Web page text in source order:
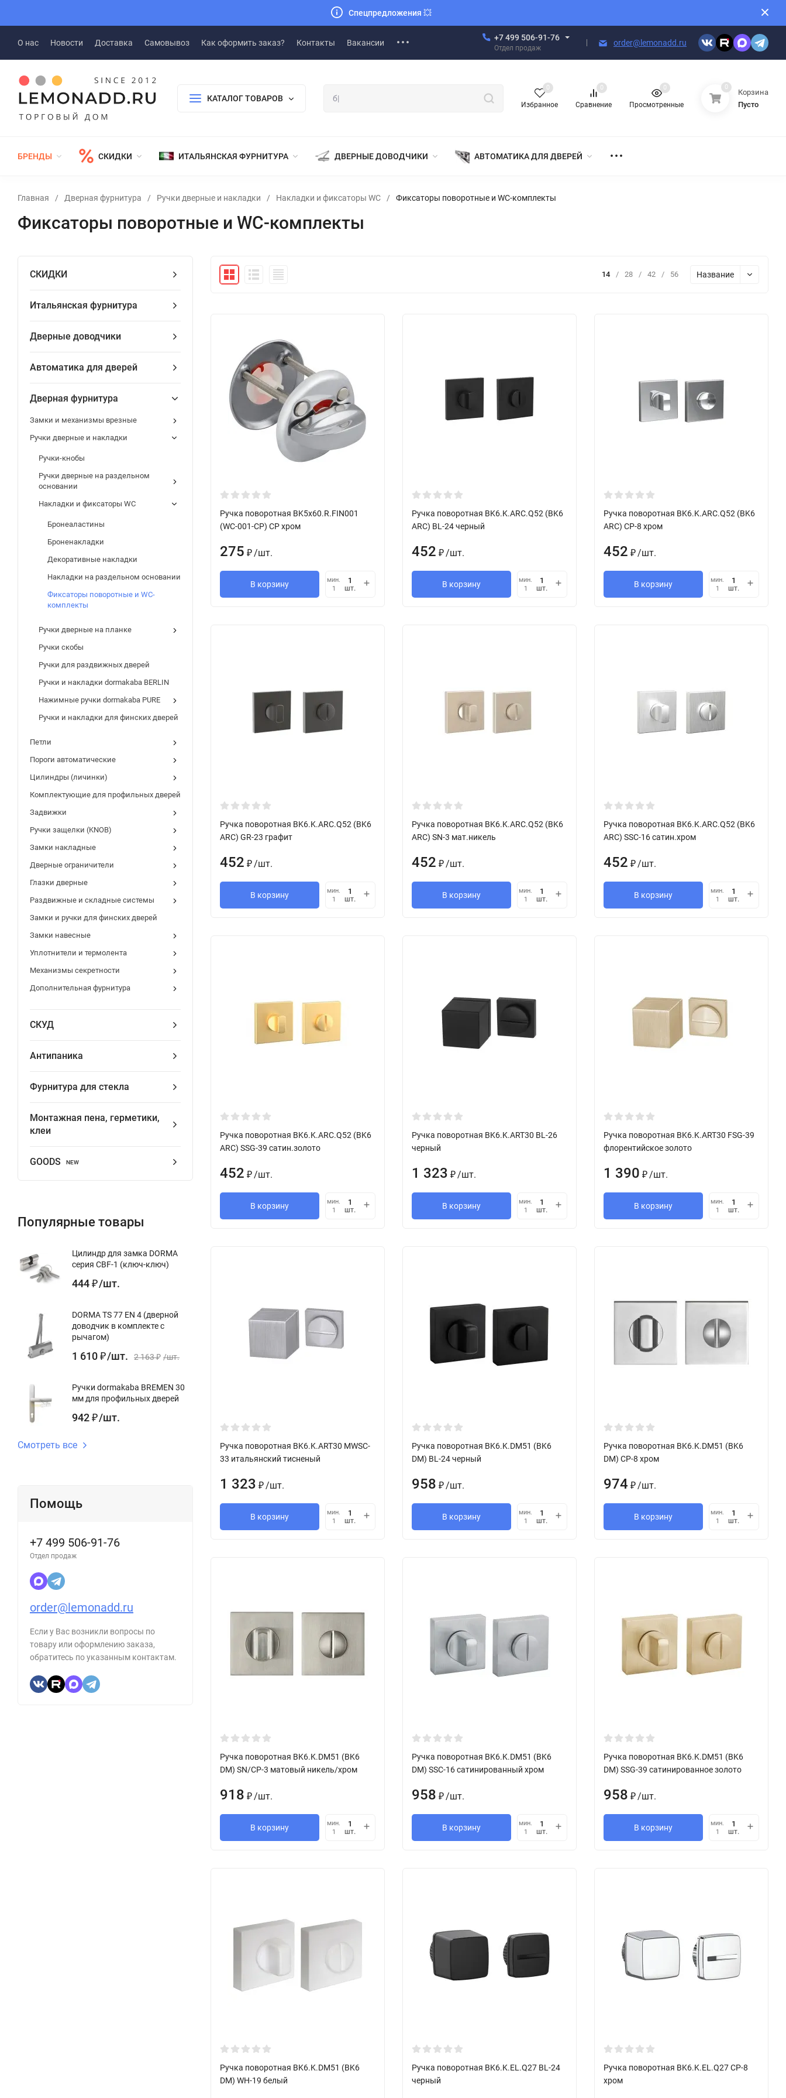
Спецпредложения 💥
О нас Новости Доставка Самовывоз Как оформить заказ? Контакты Вакансии
+7 499 506-91-76
Отдел продаж
order@lemonadd.ru
КАТАЛОГ ТОВАРОВ
Избранное
0
Сравнение
0
Просмотренные
0 0
Корзина
Пусто
БРЕНДЫ СКИДКИ ИТАЛЬЯНСКАЯ ФУРНИТУРА ДВЕРНЫЕ ДОВОДЧИКИ АВТОМАТИКА ДЛЯ ДВЕРЕЙ
Главная / Дверная фурнитура / Ручки дверные и накладки / Накладки и фиксаторы WC / Фиксаторы поворотные и WC-комплекты
Фиксаторы поворотные и WC-комплекты
СКИДКИ
Итальянская фурнитура
Дверные доводчики
Автоматика для дверей
Дверная фурнитура
Замки и механизмы врезные
Ручки дверные и накладки
Ручки-кнобы
Ручки дверные на раздельном
основании
Накладки и фиксаторы WC
Бронеаластины
Броненакладки
Декоративные накладки
Накладки на раздельном основании
Фиксаторы поворотные и WC-
комплекты
Ручки дверные на планке
Ручки скобы
Ручки для раздвижных дверей
Ручки и накладки dormakaba BERLIN
Нажимные ручки dormakaba PURE
Ручки и накладки для финских дверей
Петли
Пороги автоматические
Цилиндры (личинки)
Комплектующие для профильных дверей
Задвижки
Ручки защелки (KNOB)
Замки накладные
Дверные ограничители
Глазки дверные
Раздвижные и складные системы
Замки и ручки для финских дверей
Замки навесные
Уплотнители и термолента
Механизмы секретности
Дополнительная фурнитура
СКУД
Антипаника
Фурнитура для стекла
Монтажная пена, герметики,
клеи
GOODS NEW
Популярные товары
Цилиндр для замка DORMA
серия CBF-1 (ключ-ключ)
444 ₽ /шт.
DORMA TS 77 EN 4 (дверной
доводчик в комплекте с
рычагом)
1 610 ₽ /шт. 2 163 ₽ /шт.
Ручки dormakaba BREMEN 30
мм для профильных дверей
942 ₽ /шт.
Смотреть все
Помощь
+7 499 506-91-76
Отдел продаж
order@lemonadd.ru
Если у Вас возникли вопросы по
товару или оформлению заказа,
обратитесь по указанным контактам.
14 / 28 / 42 / 56 Название
Ручка поворотная BK5x60.R.FIN001
(WC-001-CP) CP хром
275 ₽ /шт.
В корзину
мин.
1
шт.
Ручка поворотная BK6.K.ARC.Q52 (BK6
ARC) BL-24 черный
452 ₽ /шт.
В корзину
мин.
1
шт.
Ручка поворотная BK6.K.ARC.Q52 (BK6
ARC) CP-8 хром
452 ₽ /шт.
В корзину
мин.
1
шт.
Ручка поворотная BK6.K.ARC.Q52 (BK6
ARC) GR-23 графит
452 ₽ /шт.
В корзину
мин.
1
шт.
Ручка поворотная BK6.K.ARC.Q52 (BK6
ARC) SN-3 мат.никель
452 ₽ /шт.
В корзину
мин.
1
шт.
Ручка поворотная BK6.K.ARC.Q52 (BK6
ARC) SSC-16 сатин.хром
452 ₽ /шт.
В корзину
мин.
1
шт.
Ручка поворотная BK6.K.ARC.Q52 (BK6
ARC) SSG-39 сатин.золото
452 ₽ /шт.
В корзину
мин.
1
шт.
Ручка поворотная BK6.K.ART30 BL-26
черный
1 323 ₽ /шт.
В корзину
мин.
1
шт.
Ручка поворотная BK6.K.ART30 FSG-39
флорентийское золото
1 390 ₽ /шт.
В корзину
мин.
1
шт.
Ручка поворотная BK6.K.ART30 MWSC-
33 итальянский тисненый
1 323 ₽ /шт.
В корзину
мин.
1
шт.
Ручка поворотная BK6.K.DM51 (BK6
DM) BL-24 черный
958 ₽ /шт.
В корзину
мин.
1
шт.
Ручка поворотная BK6.K.DM51 (BK6
DM) CP-8 хром
974 ₽ /шт.
В корзину
мин.
1
шт.
Ручка поворотная BK6.K.DM51 (BK6
DM) SN/CP-3 матовый никель/хром
918 ₽ /шт.
В корзину
мин.
1
шт.
Ручка поворотная BK6.K.DM51 (BK6
DM) SSC-16 сатинированный хром
958 ₽ /шт.
В корзину
мин.
1
шт.
Ручка поворотная BK6.K.DM51 (BK6
DM) SSG-39 сатинированное золото
958 ₽ /шт.
В корзину
мин.
1
шт.
Ручка поворотная BK6.K.DM51 (BK6
DM) WH-19 белый
Ручка поворотная BK6.K.EL.Q27 BL-24
черный
Ручка поворотная BK6.K.EL.Q27 CP-8
хром